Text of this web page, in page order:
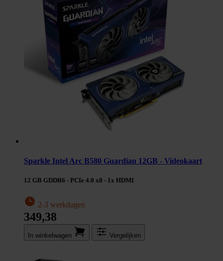
Sparkle Intel Arc B580 Guardian 12GB - Videokaart
12 GB GDDR6 - PCIe 4.0 x8 - 1x HDMI
2-3 werkdagen
349,38
In winkel­wagen Vergelijken